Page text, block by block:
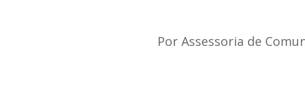
Por Assessoria de